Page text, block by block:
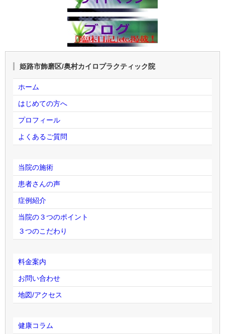
姫路市飾磨区/奥村カイロプラクティック院
ホーム
はじめての方へ
プロフィール
よくあるご質問
当院の施術
患者さんの声
症例紹介
当院の３つのポイント
３つのこだわり
料金案内
お問い合わせ
地図/アクセス
健康コラム